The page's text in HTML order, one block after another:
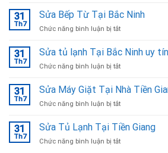
Máy
Tại
Ninh
31
Th7
Sửa Bếp Từ Tại Bắc Ninh
Chức năng bình luận bị tắtở
Bếp
Tại
Ninh
31
Th7
Sửa tủ lạnh Tại Bắc Ninh uy
Chức năng bình luận bị tắtở
tủ
Tại
Ninh
31
Th7
Sửa Máy Giặt Tại Nhà Tiền
Chức năng bình luận bị tắtở
Máy
Giặt
Tại
31
Th7
Sửa Tủ Lạnh Tại Tiền Giang
Chức năng bình luận bị tắtở